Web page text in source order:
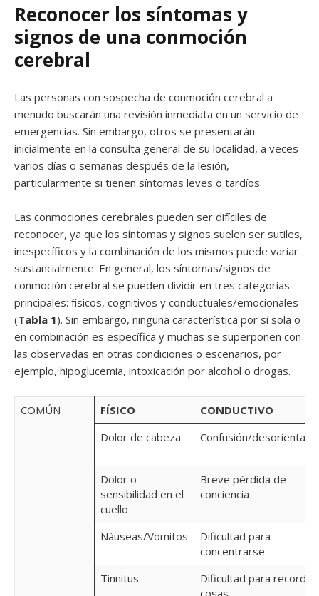
Reconocer los síntomas y
signos de una conmoción
cerebral
Las personas con sospecha de conmoción cerebral a
menudo buscarán una revisión inmediata en un servicio de
emergencias. Sin embargo, otros se presentarán
inicialmente en la consulta general de su localidad, a veces
varios días o semanas después de la lesión,
particularmente si tienen síntomas leves o tardíos.
Las conmociones cerebrales pueden ser difíciles de
reconocer, ya que los síntomas y signos suelen ser sutiles,
inespecíficos y la combinación de los mismos puede variar
sustancialmente. En general, los síntomas/signos de
conmoción cerebral se pueden dividir en tres categorías
principales: físicos, cognitivos y conductuales/emocionales
(Tabla 1). Sin embargo, ninguna característica por sí sola o
en combinación es específica y muchas se superponen con
las observadas en otras condiciones o escenarios, por
ejemplo, hipoglucemia, intoxicación por alcohol o drogas.
COMÚN FÍSICO
CONDUCTIVO
Dolor de cabeza
Confusión/
Dolor o
sensibilidad en el
cuello
Breve pérdida de
conciencia
Náuseas/Vómitos
Dificultad para
concentrarse
Tinnitus
Dificultad para recordar
cosas